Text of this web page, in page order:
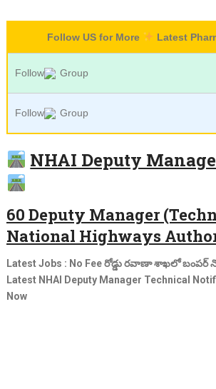
Follow US for More Latest
Follow Group
Follow Group
NHAI Deputy
60 Deputy Manager
National Highways
Latest Jobs : No Fee రోడ్డు రవాణా శాఖలో బంపర్
Latest NHAI Deputy Manager Technical
Now